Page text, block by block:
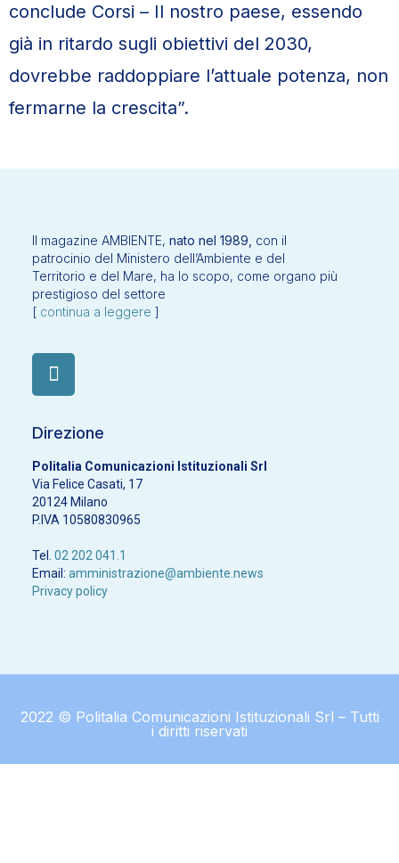
conclude Corsi – Il nostro paese, essendo
già in ritardo sugli obiettivi del 2030,
dovrebbe raddoppiare l’attuale potenza, non
fermarne la crescita”.
Il magazine AMBIENTE, nato nel 1989, con il
patrocinio del Ministero dell’Ambiente e del
Territorio e del Mare, ha lo scopo, come organo più
prestigioso del settore
[ continua a leggere ]
Direzione
Politalia Comunicazioni Istituzionali Srl
Via Felice Casati, 17
20124 Milano
P.IVA 10580830965
Tel. 02 202 041.1
Email: amministrazione@ambiente.news
Privacy policy
2022 © Politalia Comunicazioni Istituzionali Srl – Tutti
i diritti riservati